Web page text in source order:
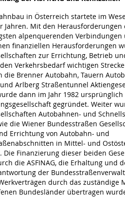
in Österreich startete im
Jahren. Mit den
alpenquerenden
finanziellen Herausforderungen
zur Errichtung, Betrieb
Verkehrsbedarf wichtigen
die Brenner Autobahn, Tauern
Arlberg Straßentunnel
dann im Jahr 1982
gegründet. Weiter
Autobahnen- und
die Wiener Bundesstraßen
Errichtung von Autobahn- und
in Mittel- und
Die Finanzierung dieser beiden
die ASFINAG, die Erhaltung und
der
durch das zuständige
Bundesländer übertragen